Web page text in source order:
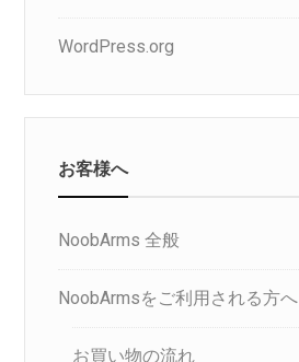
WordPress.org
お客様へ
NoobArms 全般
NoobArmsをご利用される方へ
お買い物の流れ